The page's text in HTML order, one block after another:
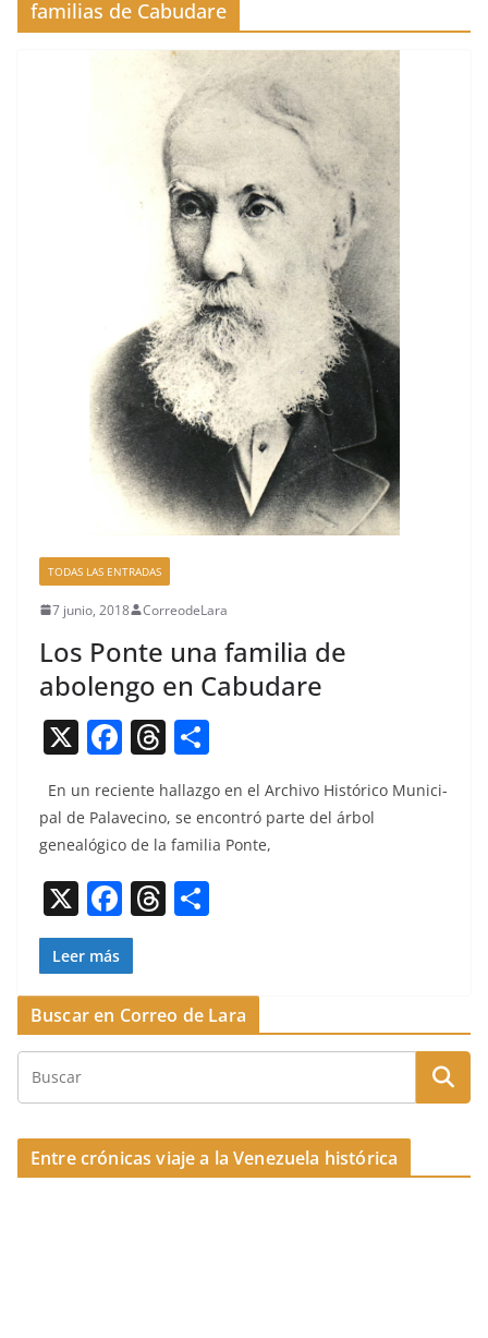
familias de Cabudare
TODAS LAS ENTRADAS
7 junio, 2018 CorreodeLara
Los Ponte una familia de
abolengo en Cabudare
X F
c
e
b
o
o
k
T
h
re
a
d
s
m
p
En un reciente hal­laz­go en el Archi­vo Históri­co Munic­i­
pal de Palave­ci­no, se encon­tró parte del árbol
genealógi­co de la famil­ia Ponte,
X F
a
c
e
b
o
k
T
a
d
p
ar
Leer más
Buscar en Correo de Lara
Entre crónicas viaje a la Venezuela histórica